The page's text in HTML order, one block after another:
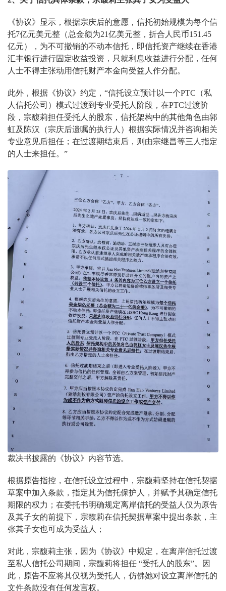
《协议》显示，根据宗庆后的意愿，信托初始规模为每个信
托7亿元美元整（总金额为21亿美元整，折合人民币151.45
亿元），为不可撤销的不动本信托，即信托资产继续在香港
汇丰银行进行固定收益投资，只就利息收益进行分配，任何
人士不得主张动用信托财产本金向受益人作分配。
此外，根据《协议》约定，“信托设立预计以一个PTC（私
人信托公司）模式过渡到专业受托人阶段，在PTC过渡阶
段，宗馥莉担任受托人的股东，信托架构中的其他角色由郭
虹及陈汉（宗庆后遗嘱的执行人）根据实际情况并咨询相关
专业意见后担任；在过渡期结束后，则由宗继昌等三人指定
的人士来担任。”
裁决书披露的《协议》内容节选。
根据原告指控，在信托设立过程中，宗馥莉坚持在信托契据
草案中加入条款，指定其为信托保护人，并赋予其确定信托
期限的权力；在委托书明确规定离岸信托的受益人仅为原告
及其子女的前提下，宗馥莉在信托契据草案中提出条款，主
张其子女也可成为受益人；
对此，宗馥莉主张，因为《协议》中规定，在离岸信托过渡
至私人信托公司期间，宗馥莉将担任 “受托人的股东”。因
此，原告不应将其仅视为受托人，仿佛她对设立离岸信托的
文件条款没有任何发言权。